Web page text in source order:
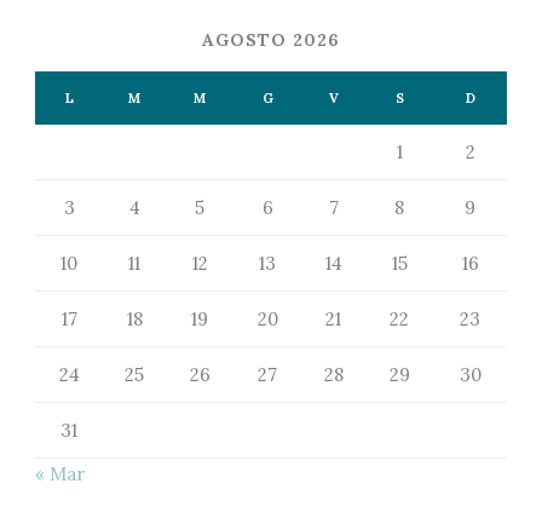
AGOSTO 2026
L M M G V S D
1 2
3 4 5 6 7 8 9
10 11 12 13 14 15 16
17 18 19 20 21 22 23
24 25 26 27 28 29 30
31
« Mar